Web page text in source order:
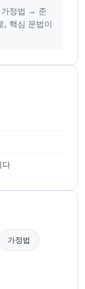
정법 → 준
, 핵심 문법이
다
가정법